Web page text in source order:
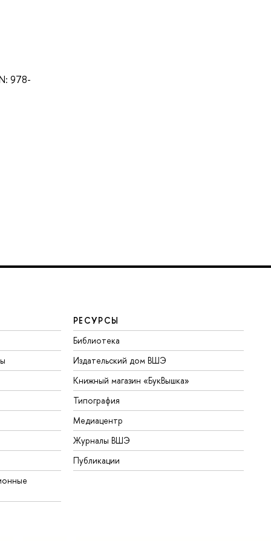
978-
РЕСУРСЫ
Библиотека
Издательский дом ВШЭ
Книжный магазин «БукВышка»
Типография
Медиацентр
Журналы ВШЭ
Публикации